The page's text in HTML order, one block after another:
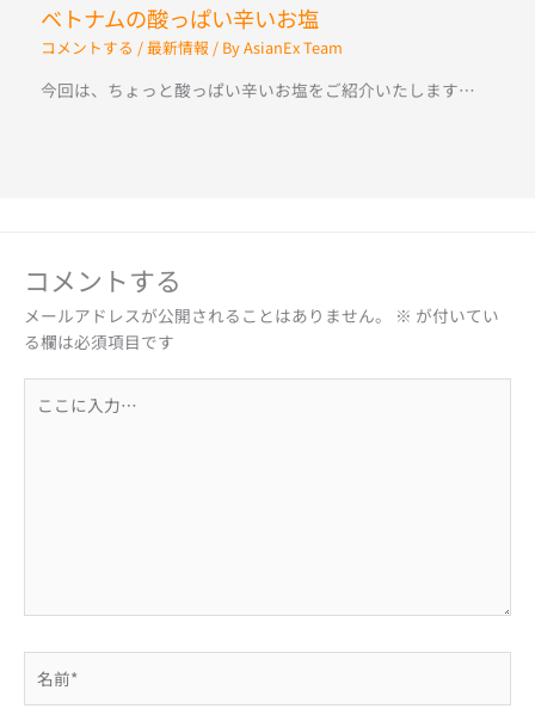
ベトナムの酸っぱい辛いお塩
コメントする /最新情報 / ByAsianEx Team
今回は、ちょっと酸っぱい辛いお塩をご紹介いたします…
コメントする
メールアドレスが公開されることはありません。 ※ が付いてい
る欄は必須項目です
前